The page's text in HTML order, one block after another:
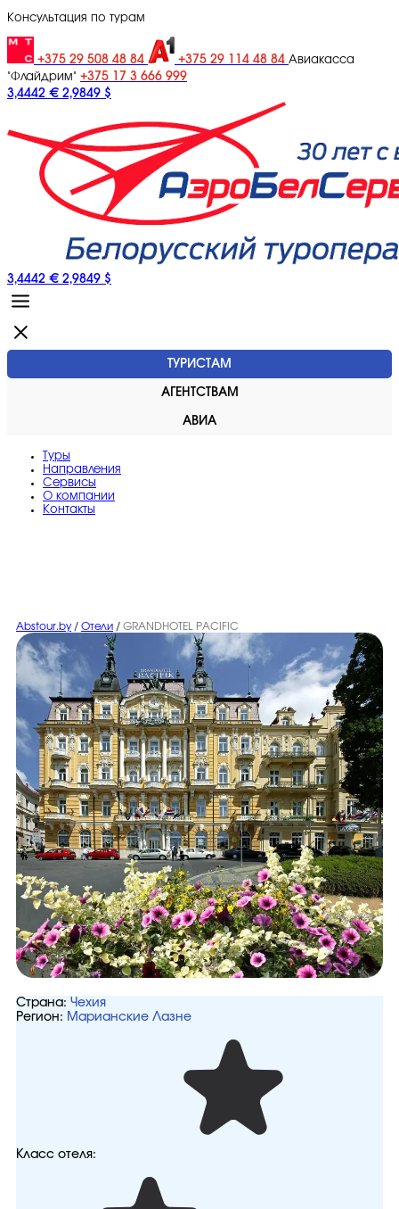
Консультация по турам
+375 29 508 48 84 +375 29 114 48 84 Авиакасса
"Флайдрим" +375 17 3 666 999
3,4442 € 2,9849 $
3,4442 € 2,9849 $
ТУРИСТАМ
АГЕНТСТВАМ
АВИА
Туры
Направления
Сервисы
O компании
Контакты
Abstour.by / Отели / GRANDHOTEL PACIFIC
Страна: Чехия
Регион: Марианские Лазне
Класс отеля: